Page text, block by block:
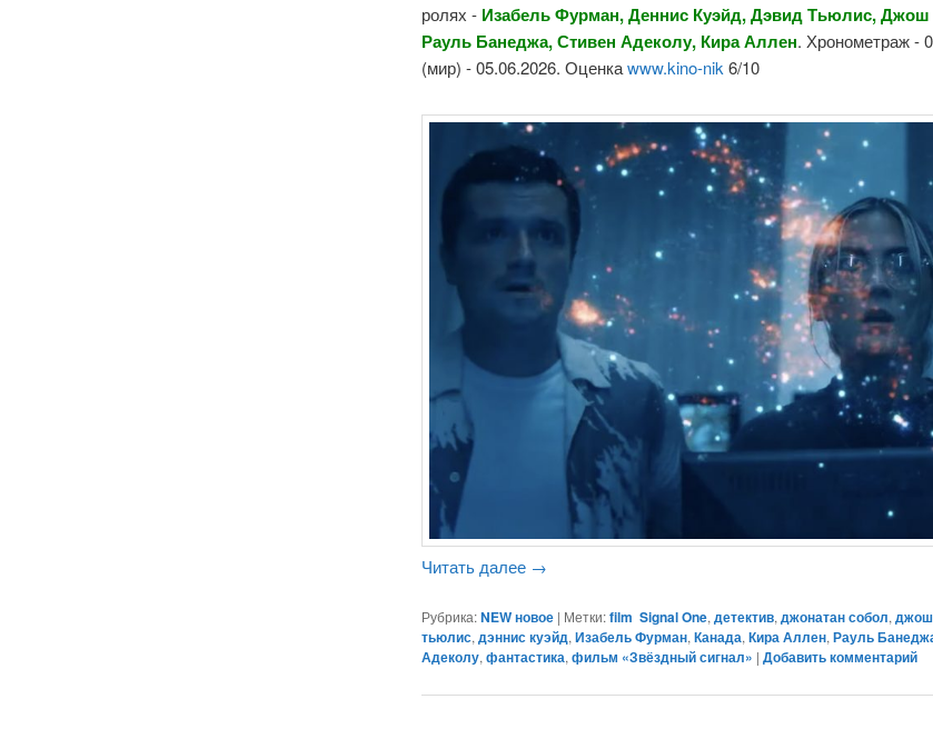
ролях - Изабель Фурман, Деннис Куэйд, Дэвид Тьюлис, Джош
Рауль Банеджа, Стивен Адеколу, Кира Аллен. Хронометраж -
(мир) - 05.06.2026. Оценкаwww.kino-nik 6/10
Читать далее →
Рубрика: NEW новое | Метки: film Signal One,детектив,джонатан собол,джош
тьюлис,дэннис куэйд,Изабель Фурман,Канада,Кира Аллен,Рауль
Адеколу,фантастика,фильм «Звёздный сигнал» |Добавить комментарий